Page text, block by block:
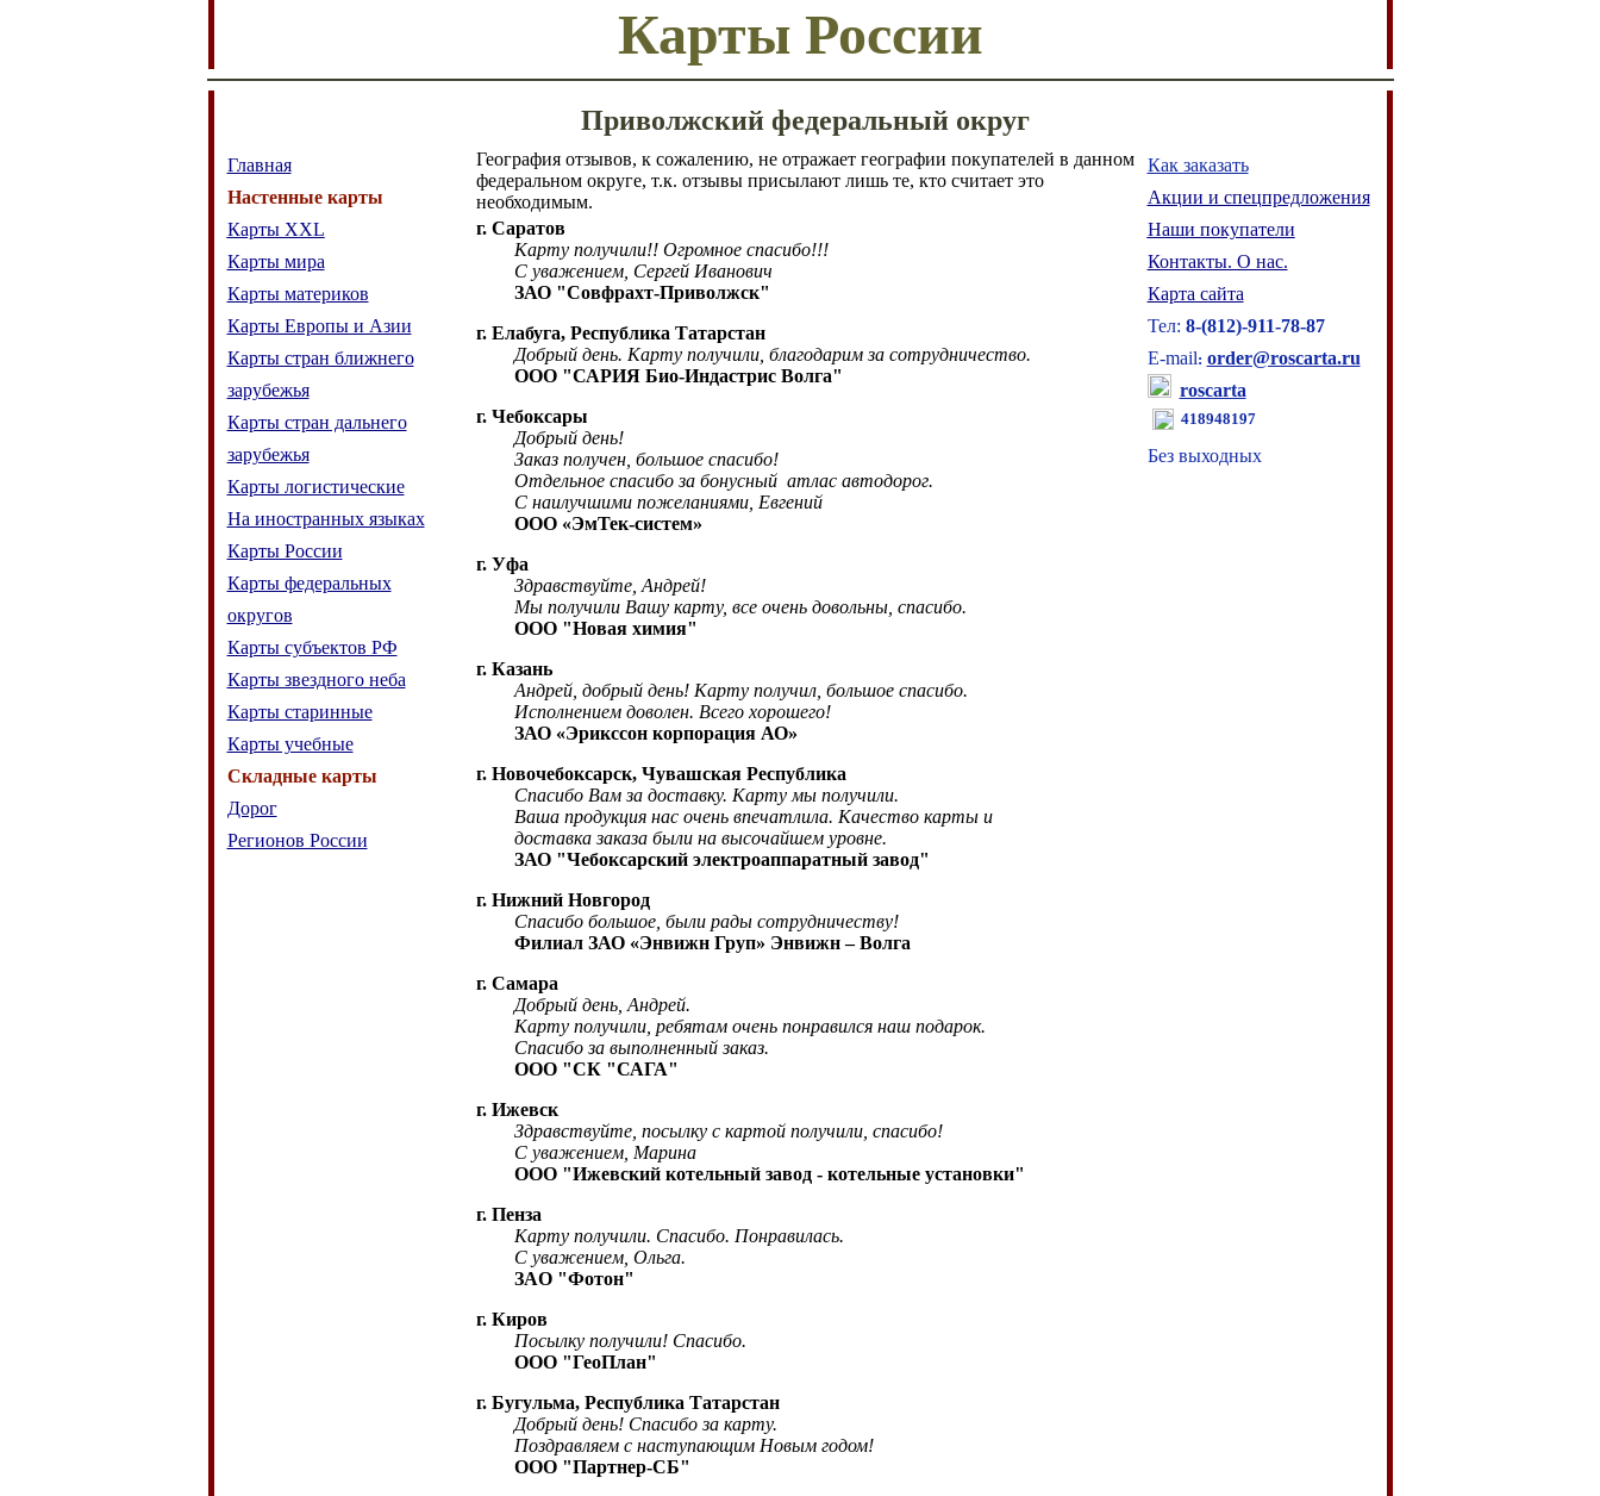
Карты России
Приволжский федеральный округ
Главная
Настенные карты
Карты XXL
Карты мира
Карты материков
Карты Европы и Азии
Карты стран ближнего
зарубежья
Карты стран дальнего
зарубежья
Карты логистические
На иностранных языках
Карты России
Карты федеральных
округов
Карты субъектов РФ
Карты звездного неба
Карты старинные
Карты учебные
Складные карты
Дорог
Регионов России
География отзывов, к сожалению, не отражает географии покупателей в данном
федеральном округе, т.к. отзывы присылают лишь те, кто считает это
необходимым.
Как заказать
Акции и спецпредложения
Наши покупатели
Контакты. О нас.
Карта сайта
Тел: 8-(812)-911-78-87
E-mail: order@roscarta.ru
roscarta
418948197
Без выходных
г. Саратов
Карту получили!! Огромное спасибо!!!
С уважением, Сергей Иванович
ЗАО "Совфрахт-Приволжск"
г. Елабуга, Республика Татарстан
Добрый день. Карту получили, благодарим за сотрудничество.
ООО "САРИЯ Био-Индастрис Волга"
г. Чебоксары
Добрый день!
Заказ получен, большое спасибо!
Отдельное спасибо за бонусный атлас автодорог.
С наилучшими пожеланиями, Евгений
ООО «ЭмТек-систем»
г. Уфа
Здравствуйте, Андрей!
Мы получили Вашу карту, все очень довольны, спасибо.
ООО "Новая химия"
г. Казань
Андрей, добрый день! Карту получил, большое спасибо.
Исполнением доволен. Всего хорошего!
ЗАО «Эрикссон корпорация АО»
г.Новочебоксарск, Чувашская Республика
Спасибо Вам за доставку. Карту мы получили.
Ваша продукция нас очень впечатлила. Качество карты и
доставка заказа были на высочайшем уровне.
ЗАО "Чебоксарский электроаппаратный завод"
г.Нижний Новгород
Спасибо большое, были рады сотрудничеству!
Филиал ЗАО «Энвижн Груп» Энвижн – Волга
г. Самара
Добрый день, Андрей.
Карту получили, ребятам очень понравился наш подарок.
Спасибо за выполненный заказ.
ООО "СК "САГА"
г. Ижевск
Здравствуйте, посылку с картой получили, спасибо!
С уважением, Марина
ООО "Ижевский котельный завод - котельные установки"
г. Пенза
Карту получили. Спасибо. Понравилась.
С уважением, Ольга.
ЗАО "Фотон"
г. Киров
Посылку получили! Спасибо.
ООО "ГеоПлан"
г. Бугульма, Республика Татарстан
Добрый день! Спасибо за карту.
Поздравляем с наступающим Новым годом!
ООО "Партнер-СБ"